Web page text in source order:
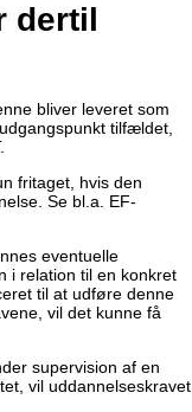
dertil
bliver leveret som
tilfældet,
fritaget, hvis den
Se bl.a. EF-
eventuelle
i relation til en konkret
til at udføre denne
vil det kunne få
supervision af en
vil uddannelseskravet